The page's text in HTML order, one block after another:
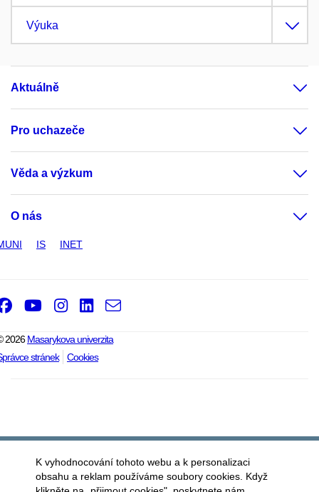
Výuka
Aktuálně
Pro uchazeče
Věda a výzkum
O nás
IS INET
2026Masarykova univerzita
stránek
Cookies
Facebook
Youtube
Instagram
LinkedIn
e-
K vyhodnocování tohoto webu a k personalizaci
obsahu a reklam používáme soubory cookies. Když